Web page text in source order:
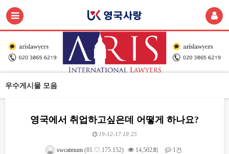
우수게시물 모음
영국에서 취업하고싶은데 어떻게 하나요?
19-12-17 10:25
swcatmum(81.♡.175.152) 14,502회 1건